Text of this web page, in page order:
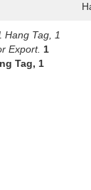
Hang Tag, 1
Export. 1
Tag, 1